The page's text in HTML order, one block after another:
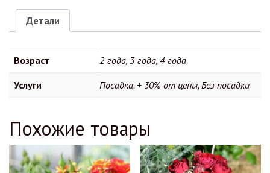
Детали
Возраст 2-года, 3-года, 4-года
Услуги Посадка. + 30% от цены, Без посадки
Похожие товары